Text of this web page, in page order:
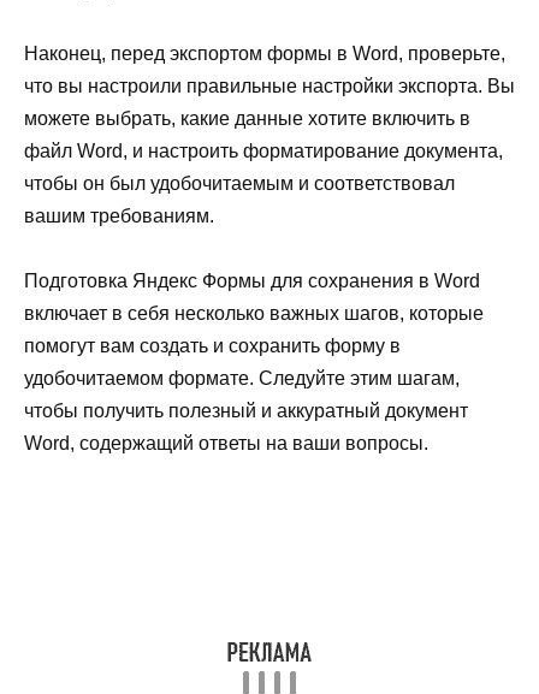
Наконец, перед экспортом формы в Word, проверьте,
что вы настроили правильные настройки экспорта. Вы
можете выбрать, какие данные хотите включить в
файл Word, и настроить форматирование документа,
чтобы он был удобочитаемым и соответствовал
вашим требованиям.
Подготовка Яндекс Формы для сохранения в Word
включает в себя несколько важных шагов, которые
помогут вам создать и сохранить форму в
удобочитаемом формате. Следуйте этим шагам,
чтобы получить полезный и аккуратный документ
Word, содержащий ответы на ваши вопросы.